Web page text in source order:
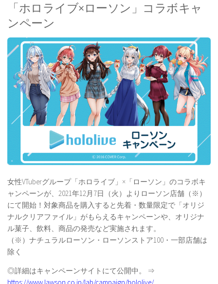
「ホロライブ×ローソン」コラボキャ
ンペーン
女性VTuberグループ「ホロライブ」×「ローソン」のコラボキ
ャンペーンが、2021年12月7日（火）よりローソン店舗（※）
にて開始！対象商品を購入すると先着・数量限定で「オリジ
ナルクリアファイル」がもらえるキャンペーンや、オリジナ
ル菓子、飲料、商品の発売など実施されます。
（※）ナチュラルローソン・ローソンストア100・一部店舗は
除く
◎詳細はキャンペーンサイトにて公開中。 ⇒